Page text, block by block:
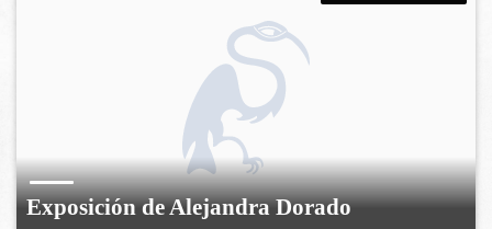
Exposición de Alejandra Dorado